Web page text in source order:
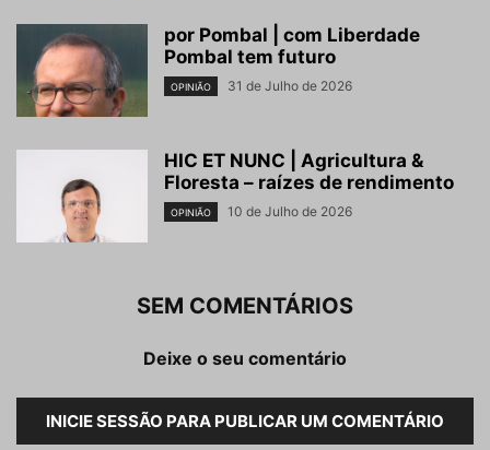
por Pombal | com Liberdade
Pombal tem futuro
OPINIÃO 31 de Julho de 2026
HIC ET NUNC | Agricultura &
Floresta – raízes de rendimento
OPINIÃO 10 de Julho de 2026
SEM COMENTÁRIOS
Deixe o seu comentário
INICIE SESSÃO PARA PUBLICAR UM COMENTÁRIO